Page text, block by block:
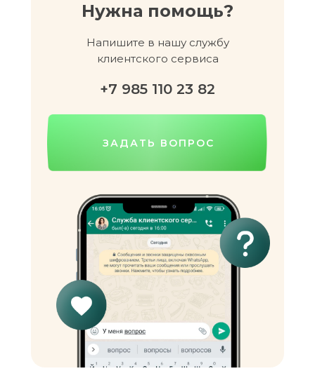
Напишите в нашу службу
клиентского сервиса
+7 985 110 23 82
Нужна помощь?
ЗАДАТЬ ВОПРОС